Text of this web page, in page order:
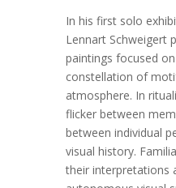
In his first solo
Lennart Schweigert
paintings focused
constellation of
atmosphere. In
flicker between
between individual
visual history.
their interpretations